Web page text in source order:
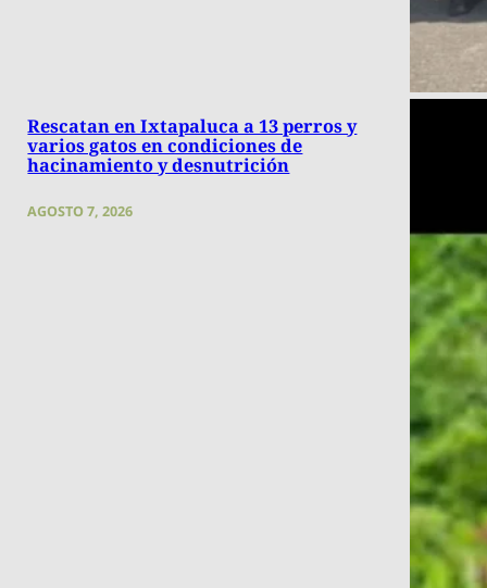
Rescatan en Ixtapaluca a 13 perros y
varios gatos en condiciones de
hacinamiento y desnutrición
AGOSTO 7, 2026